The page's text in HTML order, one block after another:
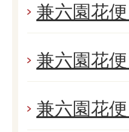
兼六園花
兼六園花
兼六園花